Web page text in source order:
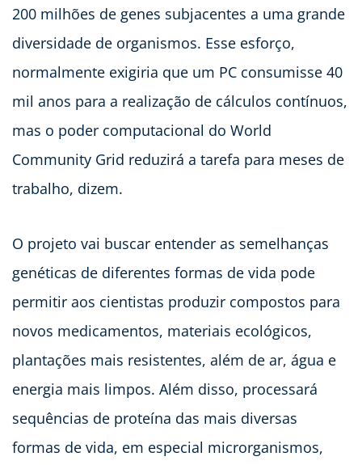
200 milhões de genes subjacentes a uma grande
diversidade de organismos. Esse esforço,
normalmente exigiria que um PC consumisse 40
mil anos para a realização de cálculos contínuos,
mas o poder computacional do World
Community Grid reduzirá a tarefa para meses de
trabalho, dizem.
O projeto vai buscar entender as semelhanças
genéticas de diferentes formas de vida pode
permitir aos cientistas produzir compostos para
novos medicamentos, materiais ecológicos,
plantações mais resistentes, além de ar, água e
energia mais limpos. Além disso, processará
sequências de proteína das mais diversas
formas de vida, em especial microrganismos,